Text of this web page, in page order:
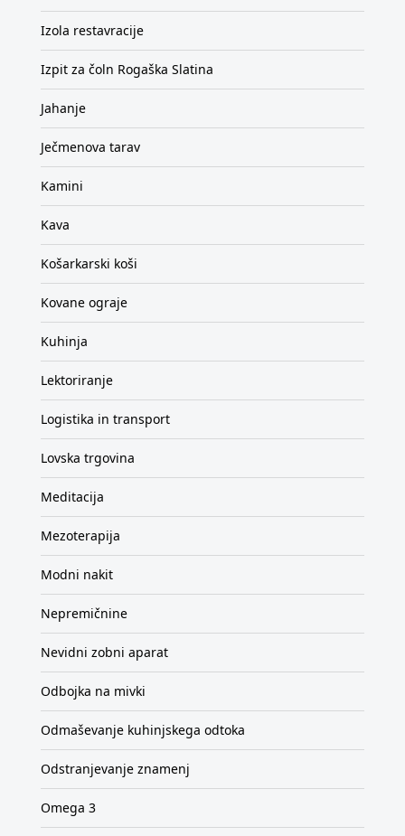
Izola restavracije
Izpit za čoln Rogaška Slatina
Jahanje
Ječmenova tarav
Kamini
Kava
Košarkarski koši
Kovane ograje
Kuhinja
Lektoriranje
Logistika in transport
Lovska trgovina
Meditacija
Mezoterapija
Modni nakit
Nepremičnine
Nevidni zobni aparat
Odbojka na mivki
Odmaševanje kuhinjskega odtoka
Odstranjevanje znamenj
Omega 3